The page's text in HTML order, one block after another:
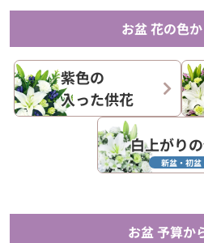
お盆 花の色
紫色の
入った供花
白上がり
新盆・初盆
お盆 予算か